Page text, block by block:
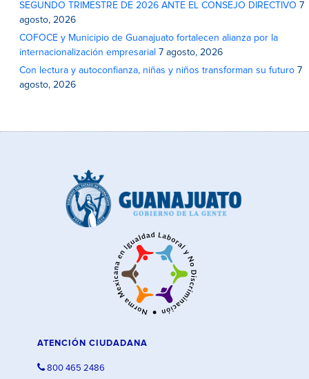
SEGUNDO TRIMESTRE DE 2026 ANTE EL CONSEJO DIRECTIVO 7
agosto, 2026
COFOCE y Municipio de Guanajuato fortalecen alianza por la
internacionalización empresarial 7 agosto, 2026
Con lectura y autoconfianza, niñas y niños transforman su futuro 7
agosto, 2026
ATENCIÓN CIUDADANA
800 465 2486